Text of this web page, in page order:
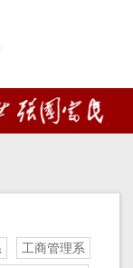
工商管理系